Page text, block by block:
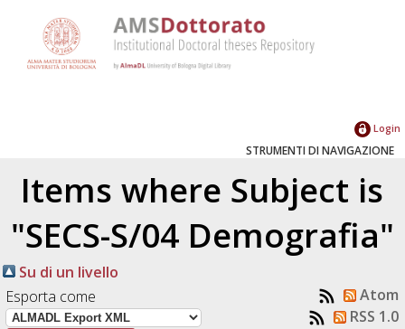
Login
STRUMENTI DI NAVIGAZIONE
Items where Subject is
"SECS-S/04 Demografia"
Su di un livello
Esporta come
Atom
RSS 1.0